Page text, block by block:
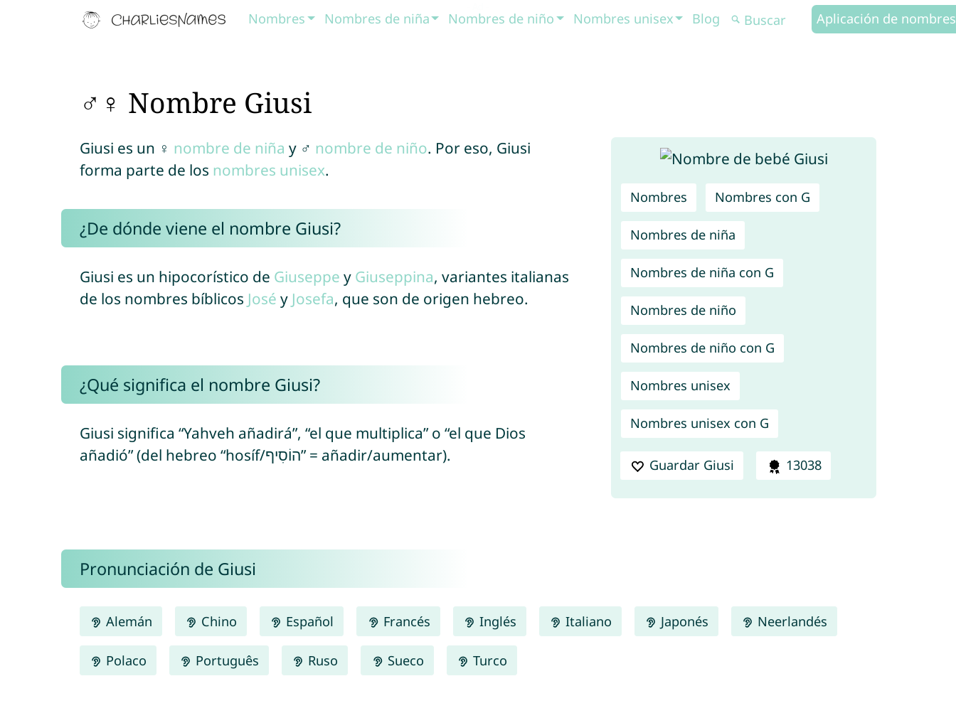
Nombres Nombres de niña Nombres de niño Nombres unisex Blog Aplicación de nombres
♂♀ Nombre Giusi
Nombres Nombres con G
Nombres de niña
Nombres de niña con G
Nombres de niño
Nombres de niño con G
Nombres unisex
Nombres unisex con G
Guardar Giusi 13038
Giusi es un ♀ nombre de niña y ♂ nombre de niño. Por eso, Giusi
forma parte de los nombres unisex.
¿De dónde viene el nombre Giusi?
Giusi es un hipocorístico de Giuseppe y Giuseppina, variantes italianas
de los nombres bíblicos José y Josefa, que son de origen hebreo.
¿Qué significa el nombre Giusi?
Giusi significa “Yahveh añadirá”, “el que multiplica” o “el que Dios
añadió” (del hebreo “hosíf/הוֹסִיף” = añadir/aumentar).
Pronunciación de Giusi
Alemán Chino Español Francés Inglés Italiano Japonés Neerlandés
Polaco Português Ruso Sueco Turco